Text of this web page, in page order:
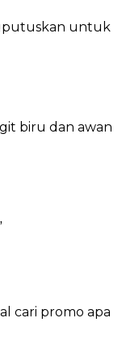
untuk
biru dan awan
cari promo apa